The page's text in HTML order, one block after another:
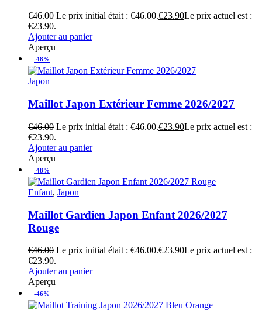
€46.00 Le prix initial était : €46.00.€23.90Le prix actuel est :
€23.90.
Ajouter au panier
Aperçu
-48%
Japon
Maillot Japon Extérieur Femme 2026/2027
€46.00 Le prix initial était : €46.00.€23.90Le prix actuel est :
€23.90.
Ajouter au panier
Aperçu
-48%
Enfant, Japon
Maillot Gardien Japon Enfant 2026/2027
Rouge
€46.00 Le prix initial était : €46.00.€23.90Le prix actuel est :
€23.90.
Ajouter au panier
Aperçu
-46%